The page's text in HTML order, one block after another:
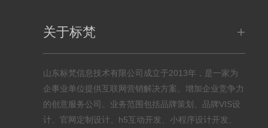
关于标梵 +
山东标梵信息技术有限公司成立于2013年，是一家为
企事业单位提供互联网营销解决方案、增加企业竞争力
的创意服务公司。业务范围包括品牌策划、品牌VIS设
计、官网定制设计、h5互动开发、小程序设计开发、